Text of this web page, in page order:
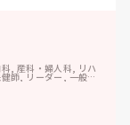
, 産科・婦人科, リハ
師, リーダー, 一般病